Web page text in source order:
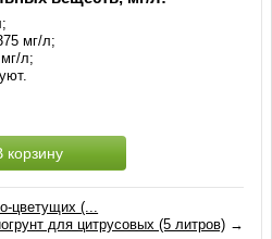
мг/л;
л;
корзину
цветущих (...
для цитрусовых (5 литров)→